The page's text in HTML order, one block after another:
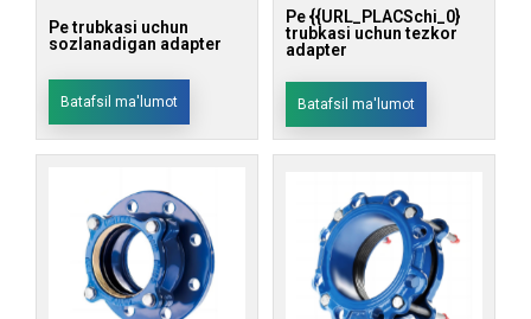
Pe trubkasi uchun
sozlanadigan adapter
Batafsil ma'lumot
Pe {{URL_PLACSchi_0}
trubkasi uchun tezkor
adapter
Batafsil ma'lumot